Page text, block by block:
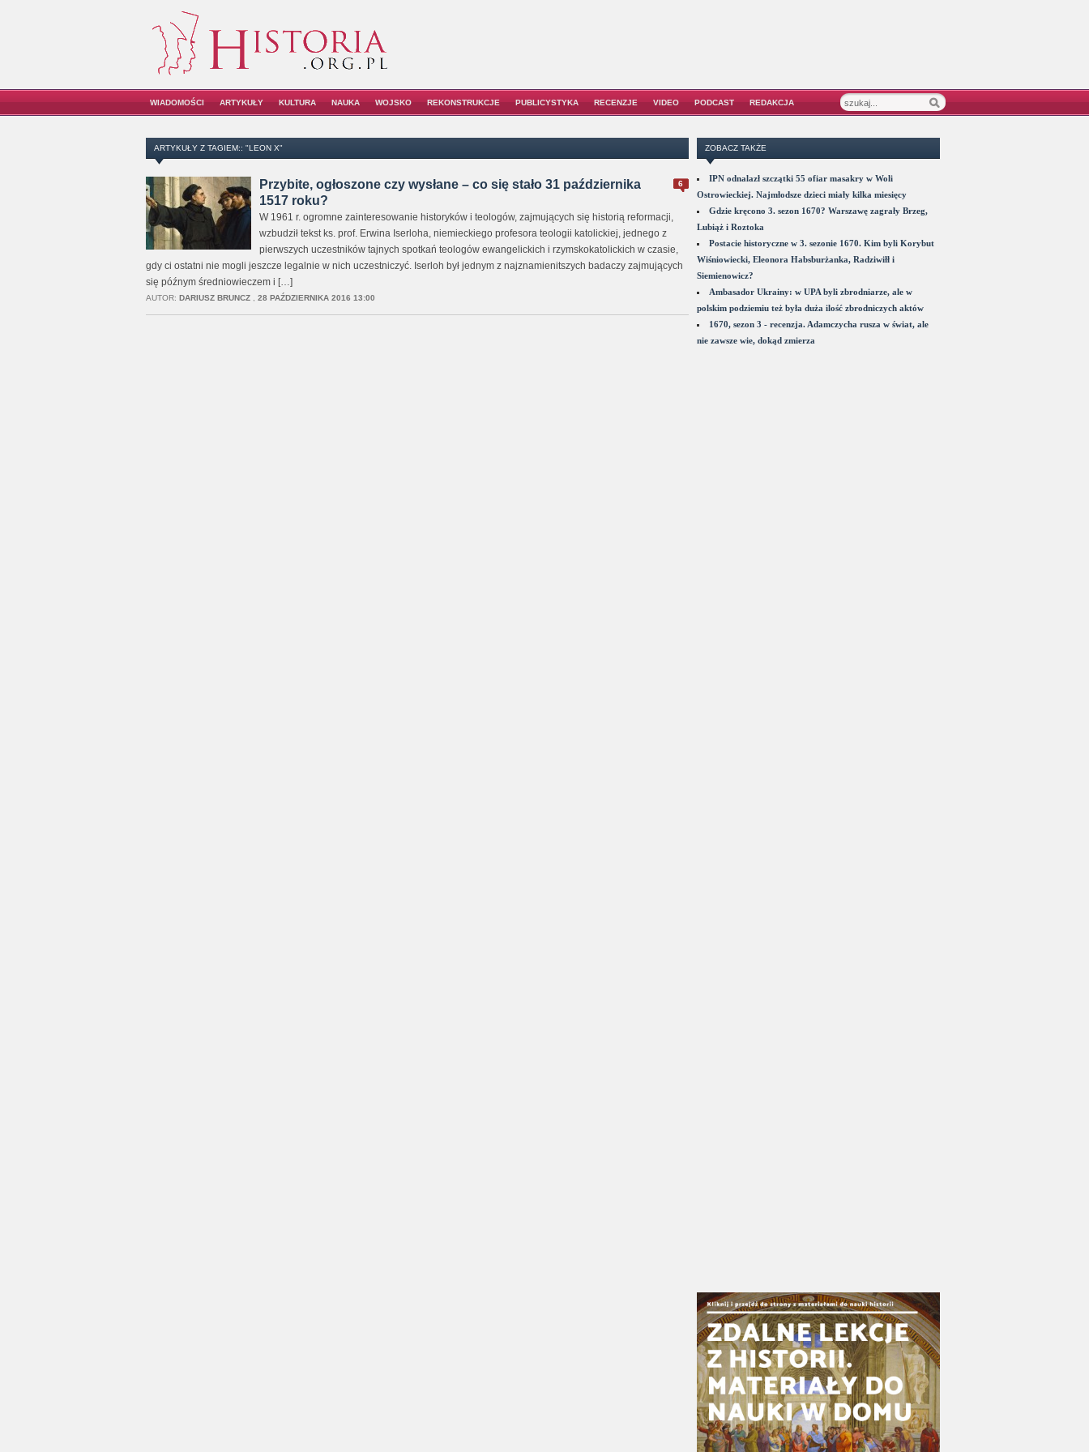
WIADOMOŚCI ARTYKUŁY KULTURA NAUKA WOJSKO REKONSTRUKCJE PUBLICYSTYKA RECENZJE VIDEO PODCAST REDAKCJA
ARTYKUŁY Z TAGIEM:: "LEON X"
6
Przybite, ogłoszone czy wysłane – co się stało 31 października
1517 roku?
W 1961 r. ogromne zainteresowanie historyków i teologów, zajmujących się historią reformacji,
wzbudził tekst ks. prof. Erwina Iserloha, niemieckiego profesora teologii katolickiej, jednego z
pierwszych uczestników tajnych spotkań teologów ewangelickich i rzymskokatolickich w czasie,
gdy ci ostatni nie mogli jeszcze legalnie w nich uczestniczyć. Iserloh był jednym z najznamienitszych badaczy zajmujących
się późnym średniowieczem i […]
AUTOR: DARIUSZ BRUNCZ, 28 PAŹDZIERNIKA 2016 13:00
ZOBACZ TAKŻE
IPN odnalazł szczątki 55 ofiar masakry w Woli
Ostrowieckiej. Najmłodsze dzieci miały kilka miesięcy
Gdzie kręcono 3. sezon 1670? Warszawę zagrały Brzeg,
Lubiąż i Roztoka
Postacie historyczne w 3. sezonie 1670. Kim byli Korybut
Wiśniowiecki, Eleonora Habsburżanka, Radziwiłł i
Siemienowicz?
Ambasador Ukrainy: w UPA byli zbrodniarze, ale w
polskim podziemiu też była duża ilość zbrodniczych aktów
1670, sezon 3 - recenzja. Adamczycha rusza w świat, ale
nie zawsze wie, dokąd zmierza